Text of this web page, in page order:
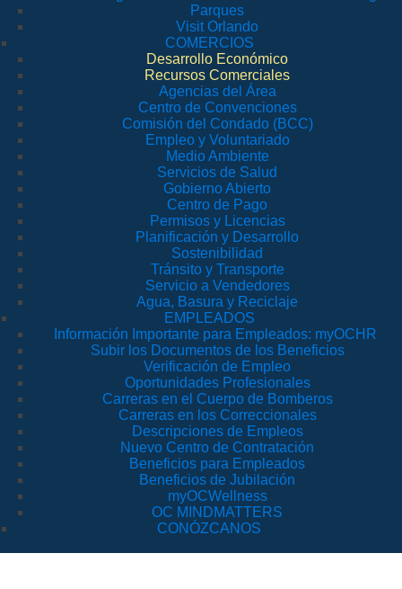
Parques
Visit Orlando
COMERCIOS
Desarrollo Económico
Recursos Comerciales
Agencias del Área
Centro de Convenciones
Comisión del Condado (BCC)
Empleo y Voluntariado
Medio Ambiente
Servicios de Salud
Gobierno Abierto
Centro de Pago
Permisos y Licencias
Planificación y Desarrollo
Sostenibilidad
Tránsito y Transporte
Servicio a Vendedores
Agua, Basura y Reciclaje
EMPLEADOS
Información Importante para Empleados: myOCHR
Subir los Documentos de los Beneficios
Verificación de Empleo
Oportunidades Profesionales
Carreras en el Cuerpo de Bomberos
Carreras en los Correccionales
Descripciones de Empleos
Nuevo Centro de Contratación
Beneficios para Empleados
Beneficios de Jubilación
myOCWellness
OC MINDMATTERS
CONÓZCANOS